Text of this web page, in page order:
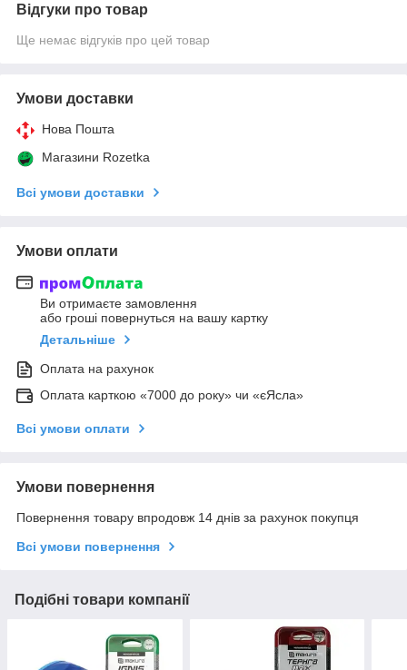
Відгуки про товар
Ще немає відгуків про цей товар
Умови доставки
Нова Пошта
Магазини Rozetka
Всі умови доставки
Умови оплати
Ви отримаєте замовлення
або гроші повернуться на вашу картку
Детальніше
Оплата на рахунок
Оплата карткою «7000 до року» чи «єЯсла»
Всі умови оплати
Умови повернення
Повернення товару впродовж 14 днів за рахунок покупця
Всі умови повернення
Подібні товари компанії